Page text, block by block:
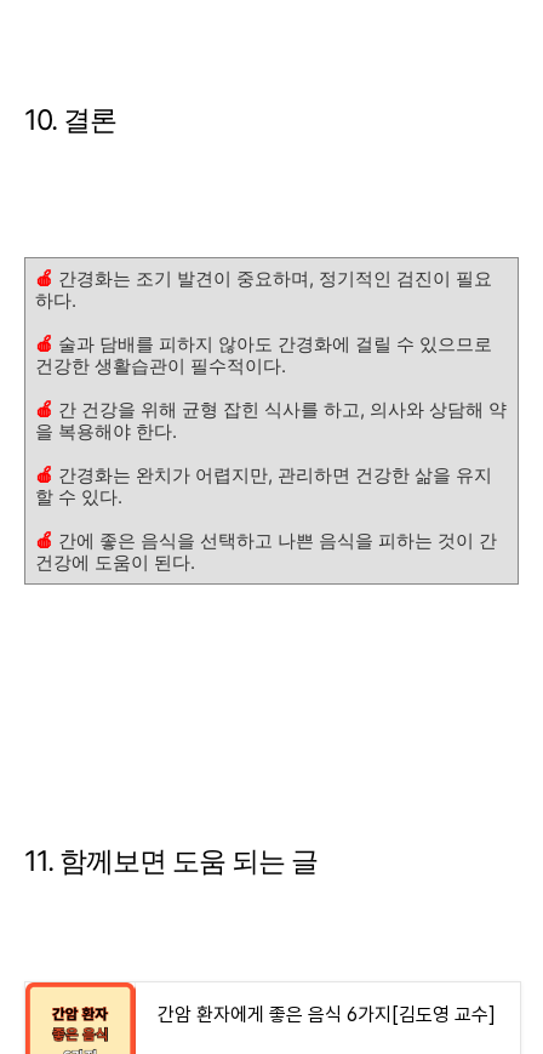
10. 결론
🍎 간경화는 조기 발견이 중요하며, 정기적인 검진이 필요
하다.
🍎 술과 담배를 피하지 않아도 간경화에 걸릴 수 있으므로
건강한 생활습관이 필수적이다.
🍎 간 건강을 위해 균형 잡힌 식사를 하고, 의사와 상담해 약
을 복용해야 한다.
🍎 간경화는 완치가 어렵지만, 관리하면 건강한 삶을 유지
할 수 있다.
🍎 간에 좋은 음식을 선택하고 나쁜 음식을 피하는 것이 간
건강에 도움이 된다.
11. 함께보면 도움 되는 글
간암 환자에게 좋은 음식 6가지[김도영 교수]